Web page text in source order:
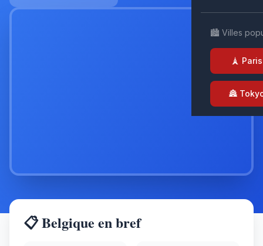
🏙️ Villes
🗼 Paris
🏯
📋 Belgique en bref